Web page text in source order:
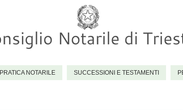
PRATICA NOTARILE SUCCESSIONI E TESTAMENTI